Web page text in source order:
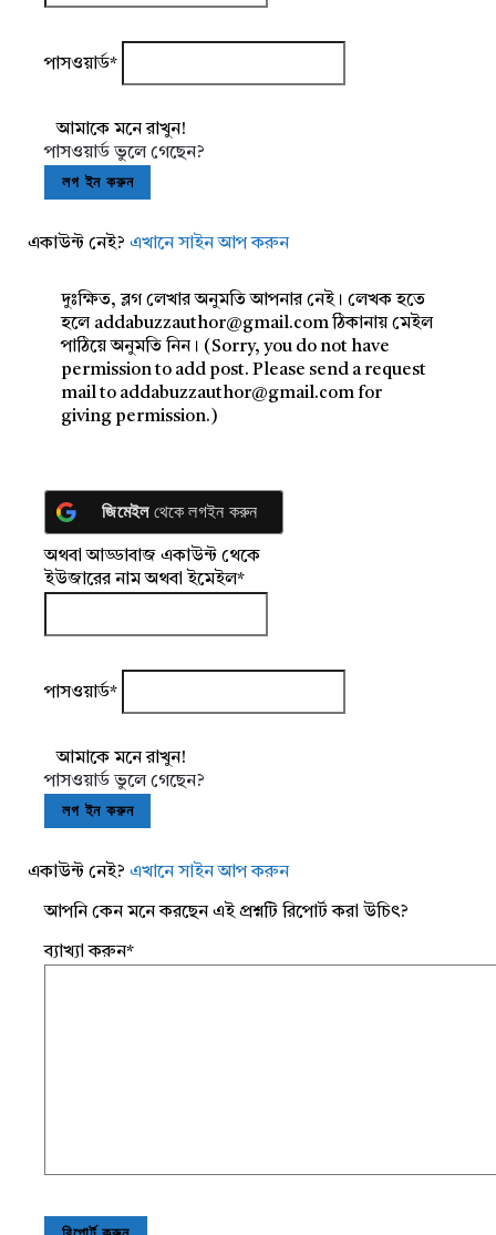
পাসওয়ার্ড*
আমাকে মনে রাখুন!
পাসওয়ার্ড ভুলে গেছেন?
একাউন্ট নেই?এখানে সাইন আপ করুন
দুঃক্ষিত, ব্লগ লেখার অনুমতি আপনার নেই। লেখক হতে
হলে addabuzzauthor@gmail.com ঠিকানায় মেইল
পাঠিয়ে অনুমতি নিন। (Sorry, you do not have
permission to add post. Please send a request
mail to addabuzzauthor@gmail.com for
giving permission.)
জিমেইলথেকে লগইন করুন
অথবা আড্ডাবাজ একাউন্ট থেকে
ইউজারের নাম অথবা ইমেইল*
পাসওয়ার্ড*
আমাকে মনে রাখুন!
পাসওয়ার্ড ভুলে গেছেন?
একাউন্ট নেই?এখানে সাইন আপ করুন
আপনি কেন মনে করছেন এই প্রশ্নটি রিপোর্ট করা উচিৎ?
ব্যাখ্যা করুন*